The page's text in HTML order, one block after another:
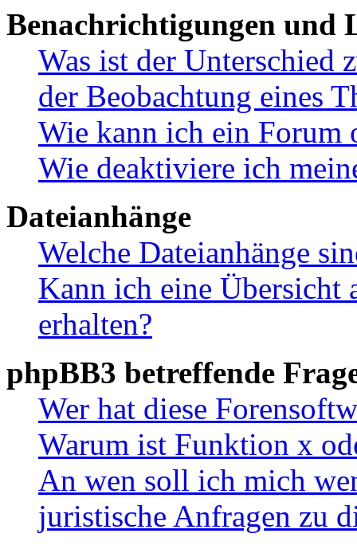
Benachrichtigungen und
Was ist der Unterschied
der Beobachtung eines
Wie kann ich ein Forum
Wie deaktiviere ich
Dateianhänge
Welche Dateianhänge
Kann ich eine Übersicht
erhalten?
phpBB3 betreffende
Wer hat diese
Warum ist Funktion x
An wen soll ich mich
juristische Anfragen zu